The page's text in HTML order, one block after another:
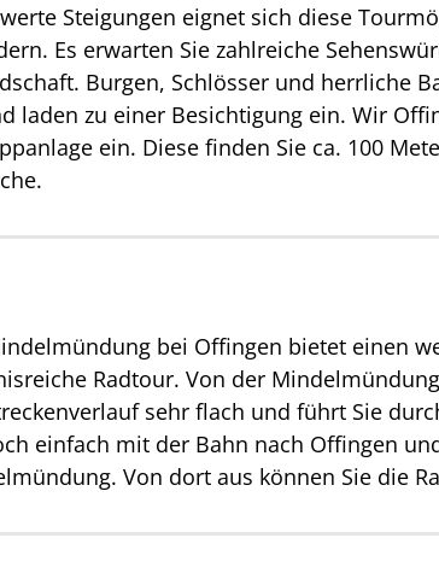
Steigungen eignet sich diese
Es erwarten Sie zahlreiche
Burgen, Schlösser und herrliche
laden zu einer Besichtigung ein. Wir
ein. Diese finden Sie ca. 100
bei Offingen bietet einen
Radtour. Von der
sehr flach und führt Sie
einfach mit der Bahn nach Offingen
Von dort aus können Sie die